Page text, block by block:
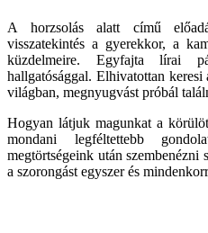
A horzsolás alatt című
visszatekintés a gyerekkor, a
küzdelmeire. Egyfajta lírai
hallgatósággal. Elhivatottan
világban, megnyugvást próbál
Hogyan látjuk magunkat a
mondani legféltettebb
megtörtségeink után
a szorongást egyszer és